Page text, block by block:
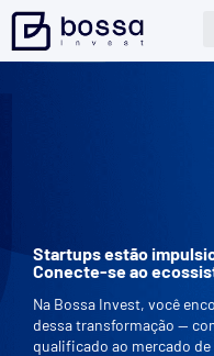
Startups estão
Conecte-se ao
Na Bossa Invest, você
dessa transformação —
qualificado ao mercado